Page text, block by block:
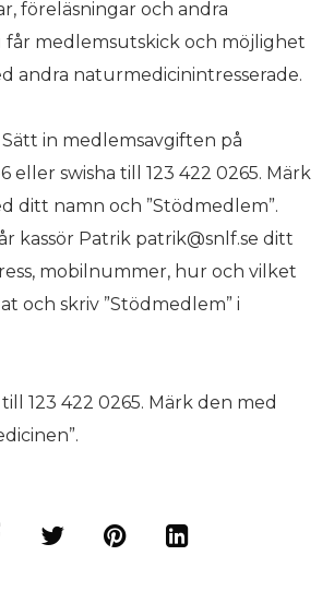
föreläsningar och andra
får medlemsutskick och möjlighet
andra naturmedicinintresserade.
in medlemsavgiften på
eller swisha till 123 422 0265. Märk
ditt namn och ”Stödmedlem”.
kassör Patrik patrik@snlf.se ditt
mobilnummer, hur och vilket
och skriv ”Stödmedlem” i
123 422 0265. Märk den med